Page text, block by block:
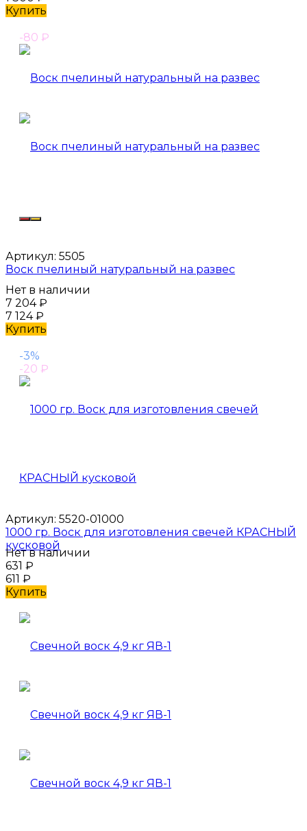
Купить
-80 ₽
Артикул: 5505
Воск пчелиный натуральный на развес
Нет в наличии
7 204₽
7 124₽
Купить
-3%
-20 ₽
Артикул: 5520-01000
1000 гр. Воск для изготовления свечей КРАСНЫЙ
кусковой
Нет в наличии
631 ₽
611 ₽
Купить